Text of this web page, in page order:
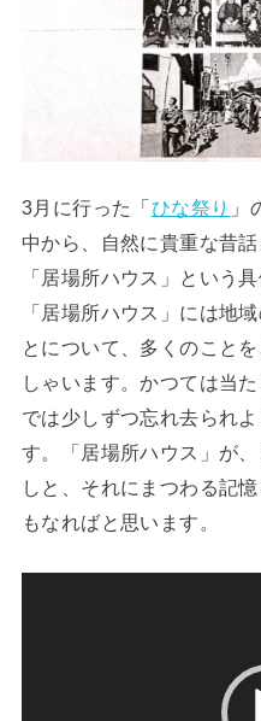
3月に行った「ひな祭り 」
中から、自然に貴重な昔
「居場所ハウス」という
「居場所ハウス」には地
とについて、多くのこと
しゃいます。かつては当
では少しずつ忘れ去られ
す。「居場所ハウス」が
しと、それにまつわる記
もなればと思います。